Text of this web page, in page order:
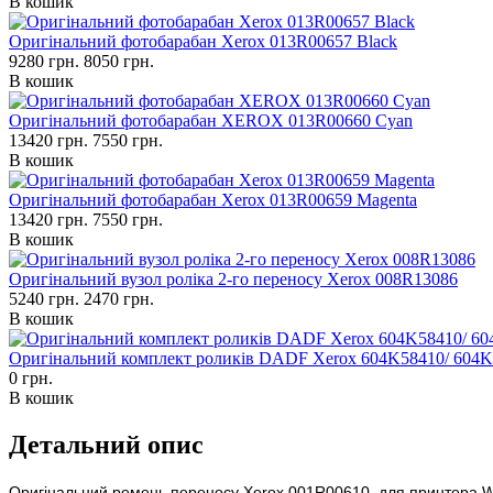
Оригінальний фотобарабан Xerox 013R00657 Black
9280 грн. 8050 грн.
В кошик
Оригінальний фотобарабан XEROX 013R00660 Cyan
13420 грн. 7550 грн.
В кошик
Оригінальний фотобарабан Xerox 013R00659 Magenta
13420 грн. 7550 грн.
В кошик
Оригінальний вузол роліка 2-го переносу Xerox 008R13086
5240 грн. 2470 грн.
В кошик
Оригінальний комплект роликів DADF Xerox 604K58410/
0 грн.
В кошик
Детальний опис